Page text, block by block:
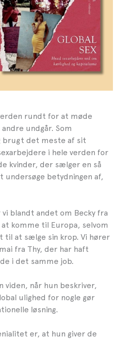
rundt for at møde
undgår. Som
brugt det meste af sit
i hele verden for
kvinder, der sælger en så
undersøge betydningen af,
vi blandt andet om Becky fra
komme til Europa, selvom
til at sælge sin krop. Vi hører
fra Thy, der har haft
i det samme job.
viden, når hun beskriver,
ulighed for nogle gør
løsning.
er, at hun giver de